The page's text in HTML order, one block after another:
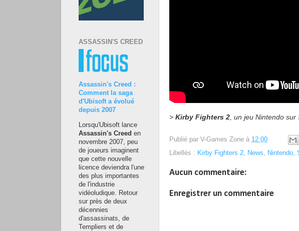
> Kirby Fighters 2 , un jeu Nintendo
Publié par V-Games Zone à 12:00
Libellés : Kirby Fighters 2, News, Nintendo,
Aucun commentaire:
Enregistrer un commentaire
ASSASSIN'S CREED
Assassin's Creed :
Comment la saga
d'Ubisoft a évolué
depuis 2007
Lorsqu'Ubisoft lance
Assassin's Creed en
novembre 2007, peu
de joueurs imaginent
que cette nouvelle
licence deviendra l'une
des plus importantes
de l'industrie
vidéoludique. Retour
sur près de deux
décennies
d'assassinats, de
Templiers et de